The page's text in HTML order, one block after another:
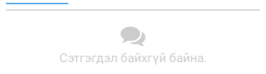
Сэтгэгдэл байхгүй байна.